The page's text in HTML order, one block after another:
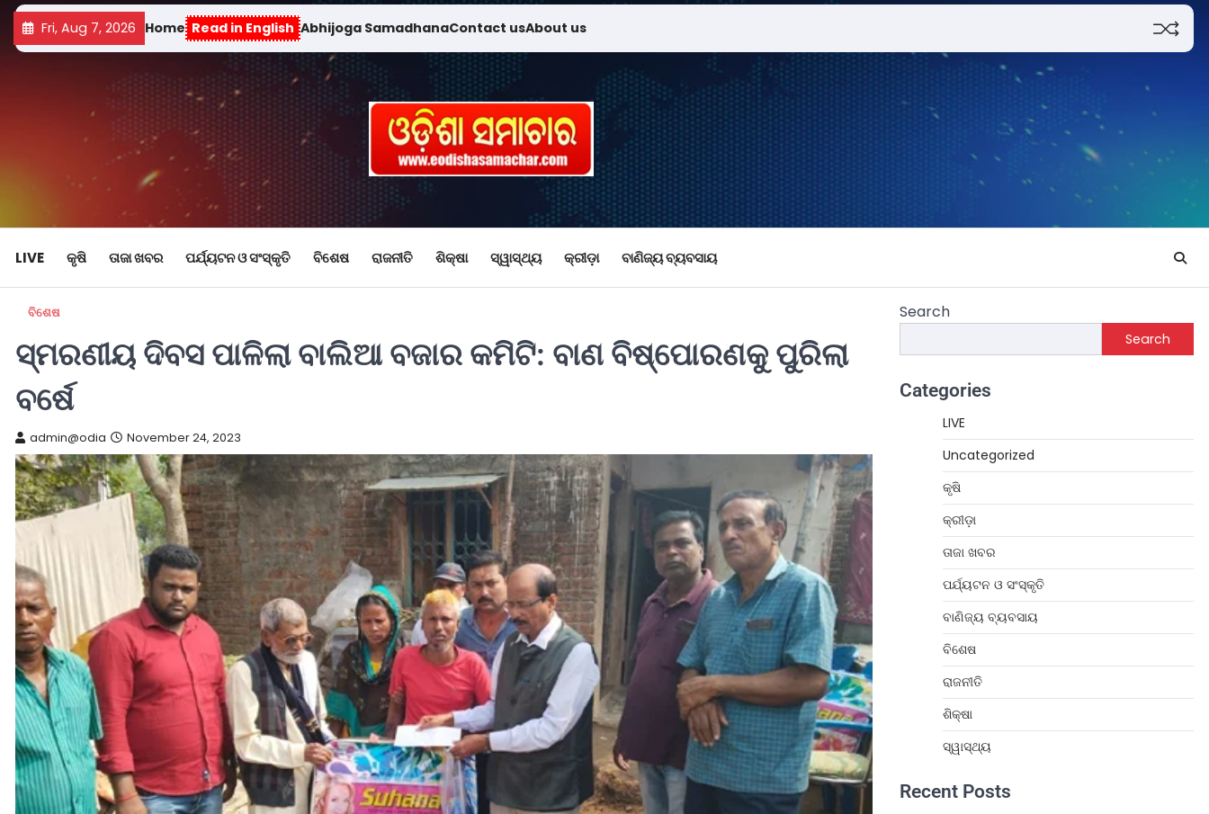
Fri, Aug 7, 2026 Home Read in English Abhijoga SamadhanaContact usAbout us
LIVE କୃଷି ତାଜା ଖବର ପର୍ଯ୍ୟଟନ ଓ ସଂସ୍କୃତି ବିଶେଷ ରାଜନୀତି ଶିକ୍ଷା ସ୍ୱାସ୍ଥ୍ୟ କ୍ରୀଡ଼ା ବାଣିଜ୍ୟ ବ୍ୟବସାୟ
ବିଶେଷ
ସ୍ମରଣୀୟ ଦିବସ ପାଳିଲା ବାଲିଆ ବଜାର କମିଟି: ବାଣ ବିଷ୍ପୋରଣକୁ ପୁରିଲା
ବର୍ଷେ
admin@odia November 24, 2023
Search
Search
Categories
LIVE
Uncategorized
କୃଷି
କ୍ରୀଡ଼ା
ତାଜା ଖବର
ପର୍ଯ୍ୟଟନ ଓ ସଂସ୍କୃତି
ବାଣିଜ୍ୟ ବ୍ୟବସାୟ
ବିଶେଷ
ରାଜନୀତି
ଶିକ୍ଷା
ସ୍ୱାସ୍ଥ୍ୟ
Recent Posts